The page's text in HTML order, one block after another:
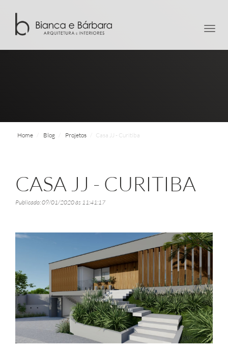
Home Blog Projetos Casa JJ - Curitiba
CASA JJ - CURITIBA
Publicado: 09/01/2020 às 11:41:17